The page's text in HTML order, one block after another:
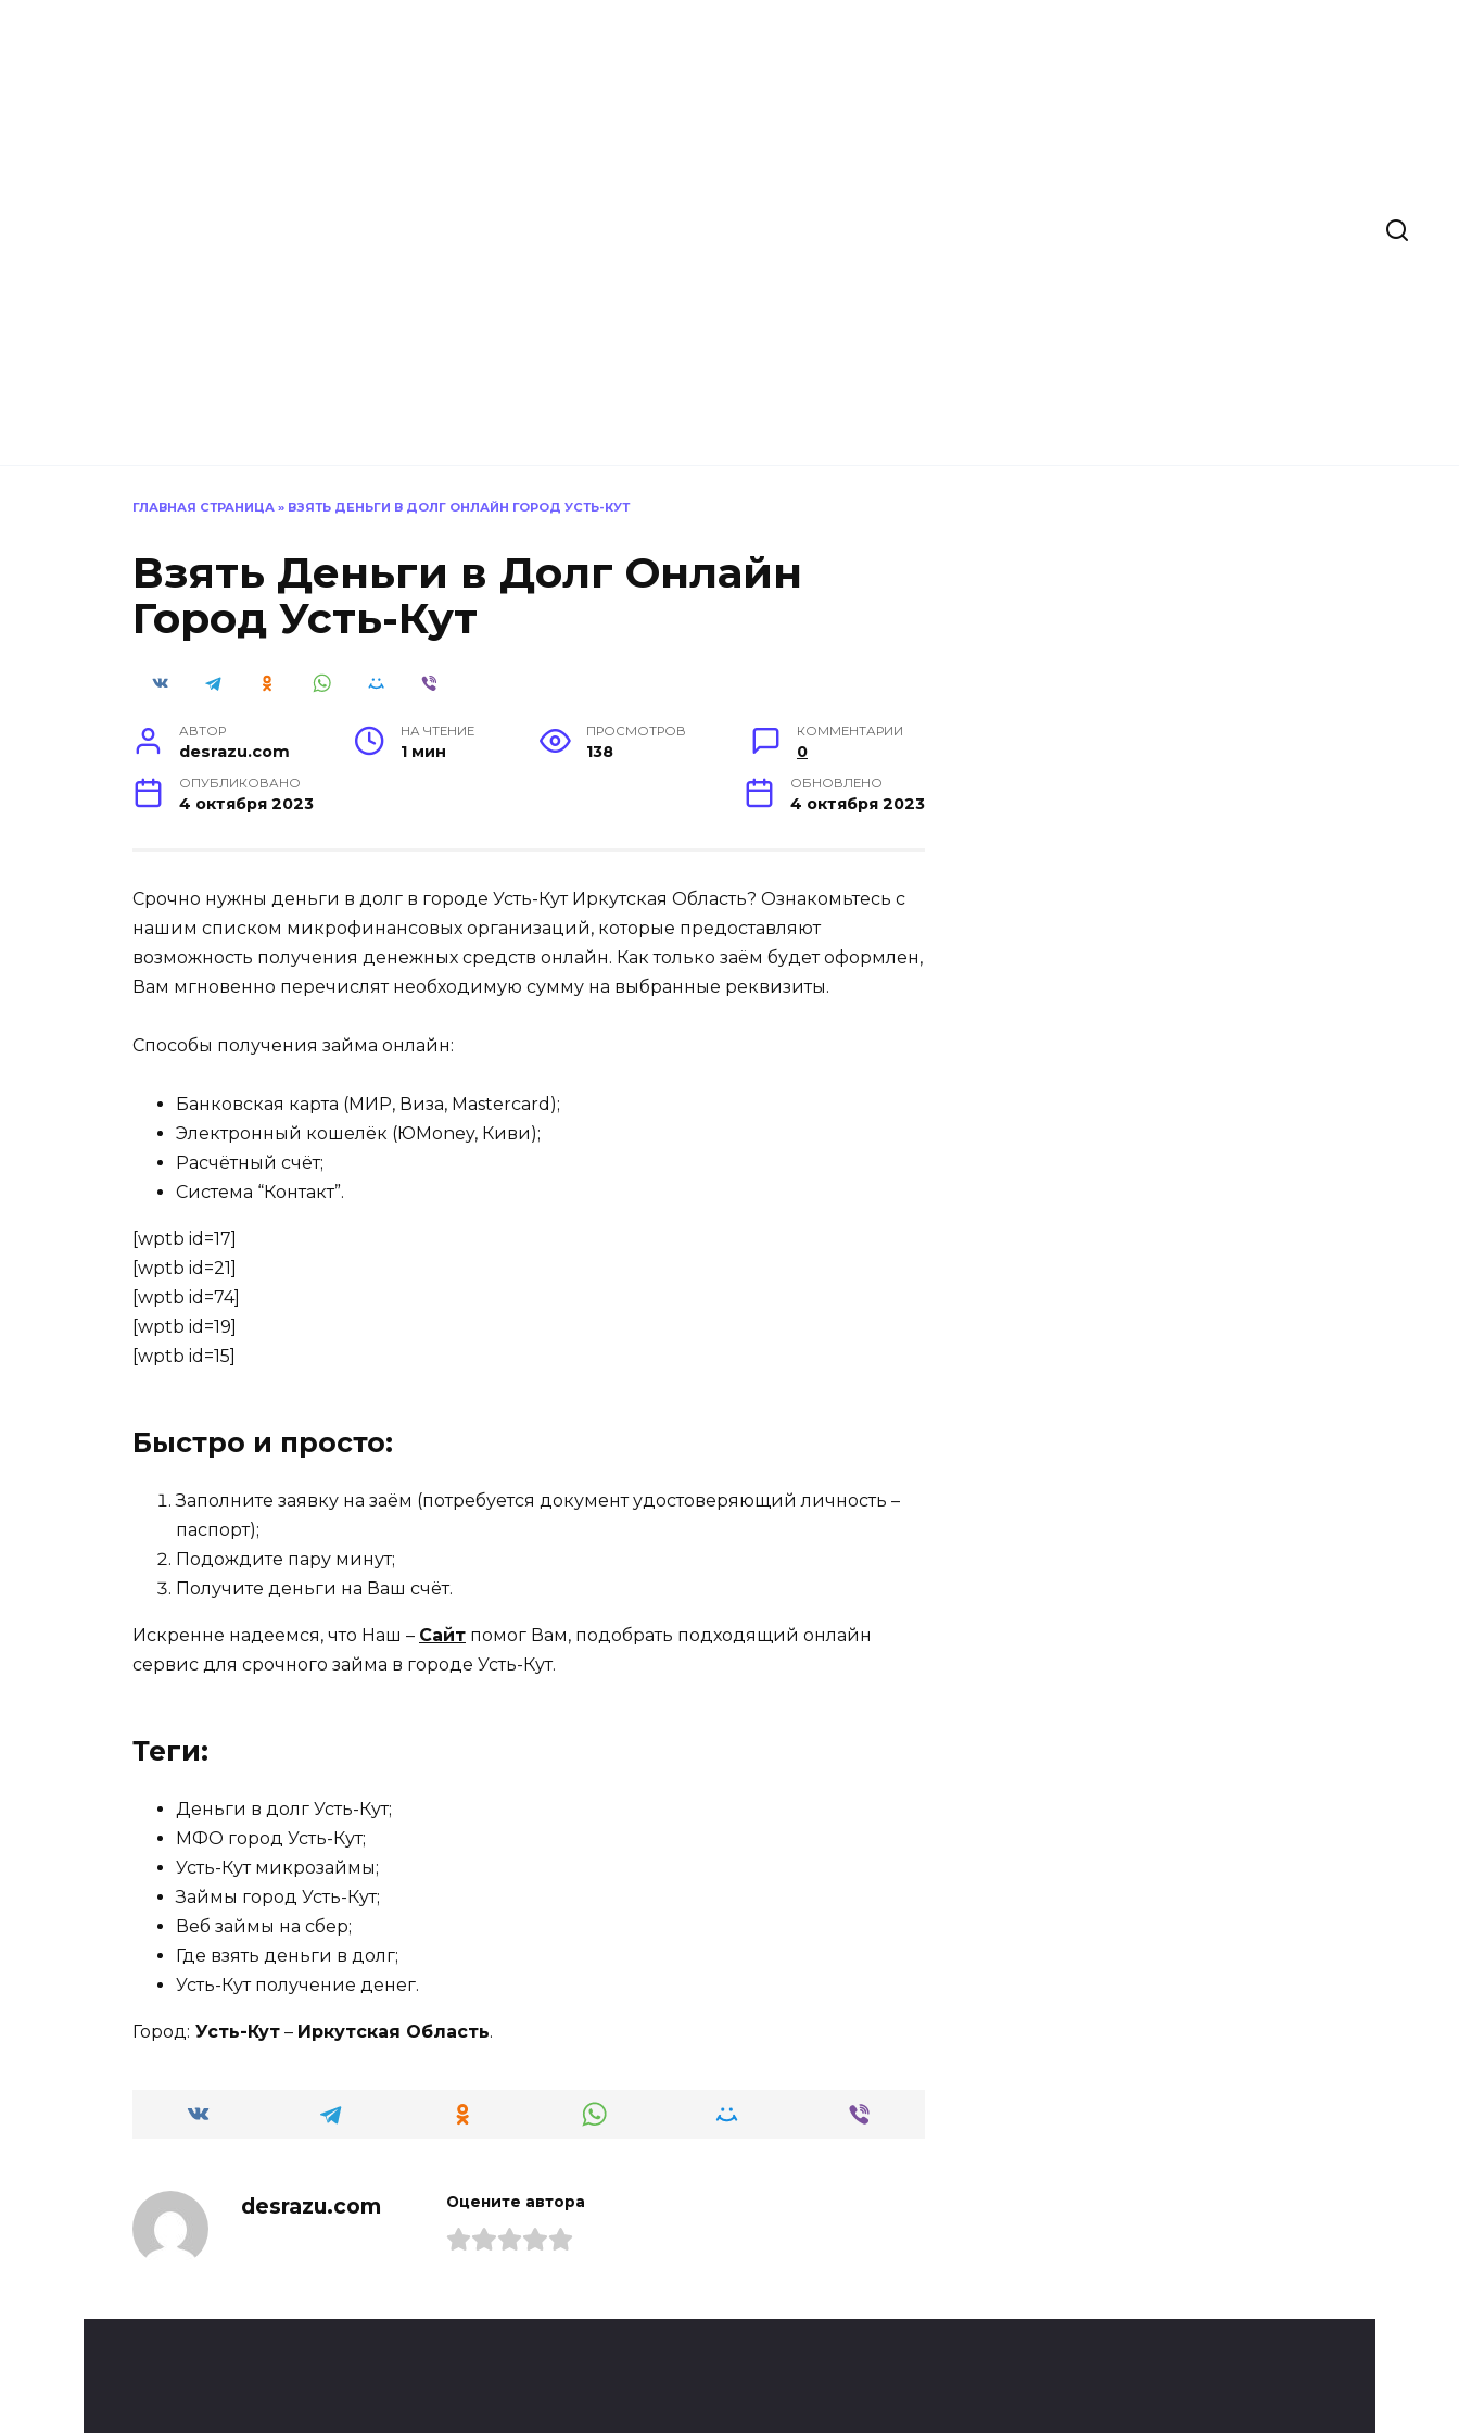
ГЛАВНАЯ СТРАНИЦА » ВЗЯТЬ ДЕНЬГИ В ДОЛГ ОНЛАЙН ГОРОД УСТЬ-КУТ
Взять Деньги в Долг Онлайн
Город Усть-Кут
АВТОР
desrazu.com
НА ЧТЕНИЕ
1 мин
ПРОСМОТРОВ
138
КОММЕНТАРИИ
0
ОПУБЛИКОВАНО
4 октября 2023
ОБНОВЛЕНО
4 октября 2023
Срочно нужны деньги в долг в городе Усть-Кут Иркутская Область? Ознакомьтесь с
нашим списком микрофинансовых организаций, которые предоставляют
возможность получения денежных средств онлайн. Как только заём будет оформлен,
Вам мгновенно перечислят необходимую сумму на выбранные реквизиты.
Способы получения займа онлайн:
Банковская карта (МИР, Виза, Mastercard);
Электронный кошелёк (ЮMoney, Киви);
Расчётный счёт;
Система “Контакт”.
[wptb id=17]
[wptb id=21]
[wptb id=74]
[wptb id=19]
[wptb id=15]
Быстро и просто:
Заполните заявку на заём (потребуется документ удостоверяющий личность –
паспорт);
Подождите пару минут;
Получите деньги на Ваш счёт.
Искренне надеемся, что Наш – Сайт помог Вам, подобрать подходящий онлайн
сервис для срочного займа в городе Усть-Кут.
Теги:
Деньги в долг Усть-Кут;
МФО город Усть-Кут;
Усть-Кут микрозаймы;
Займы город Усть-Кут;
Веб займы на сбер;
Где взять деньги в долг;
Усть-Кут получение денег.
Город: Усть-Кут – Иркутская Область.
desrazu.com Оцените автора